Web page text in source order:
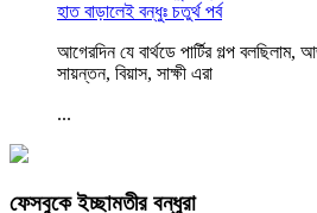
হাত বাড়ালেই বন্ধুঃ চতুর্থ পর্ব
আগেরদিন যে বার্থডে পার্টির গল্প বলছিলাম,
সায়ন্তন, বিয়াস, সাক্ষী এরা
...
ফেসবুকে ইচ্ছামতীর বন্ধুরা